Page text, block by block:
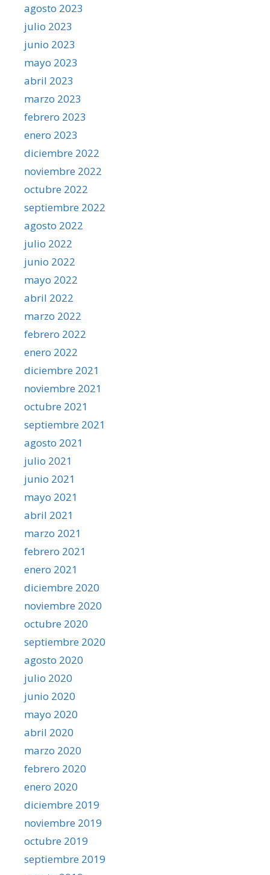
agosto 2023
julio 2023
junio 2023
mayo 2023
abril 2023
marzo 2023
febrero 2023
enero 2023
diciembre 2022
noviembre 2022
octubre 2022
septiembre 2022
agosto 2022
julio 2022
junio 2022
mayo 2022
abril 2022
marzo 2022
febrero 2022
enero 2022
diciembre 2021
noviembre 2021
octubre 2021
septiembre 2021
agosto 2021
julio 2021
junio 2021
mayo 2021
abril 2021
marzo 2021
febrero 2021
enero 2021
diciembre 2020
noviembre 2020
octubre 2020
septiembre 2020
agosto 2020
julio 2020
junio 2020
mayo 2020
abril 2020
marzo 2020
febrero 2020
enero 2020
diciembre 2019
noviembre 2019
octubre 2019
septiembre 2019